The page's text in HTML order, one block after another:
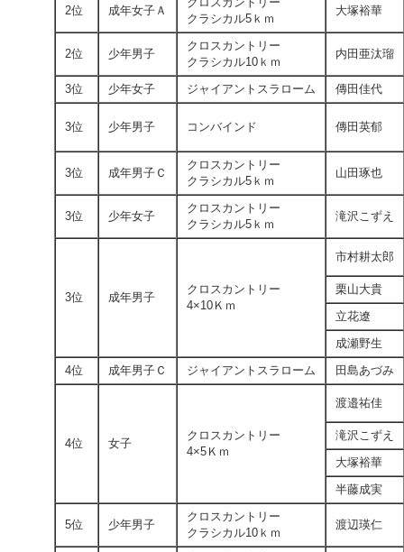
2位 成年女子Ａ
クラシカル5ｋｍ
大塚裕華
2位 少年男子
クロスカントリー
クラシカル10ｋｍ
内田亜汰瑠
3位 少年女子 ジャイアントスラローム 傳田佳代
3位 少年男子 コンバインド 傳田英郁
3位 成年男子Ｃ
クロスカントリー
クラシカル5ｋｍ
山田琢也
3位 少年女子
クロスカントリー
クラシカル5ｋｍ
滝沢こずえ
3位 成年男子
クロスカントリー
4×10Ｋｍ
市村耕太郎
栗山大貴
立花遼
成瀬野生
4位
成年男子Ｃ ジャイアントスラローム 田島あづみ
4位 女子
クロスカントリー
4×5Ｋｍ
渡邉祐佳
滝沢こずえ
大塚裕華
半藤成実
5位 少年男子
クロスカントリー
クラシカル10ｋｍ
渡辺瑛仁